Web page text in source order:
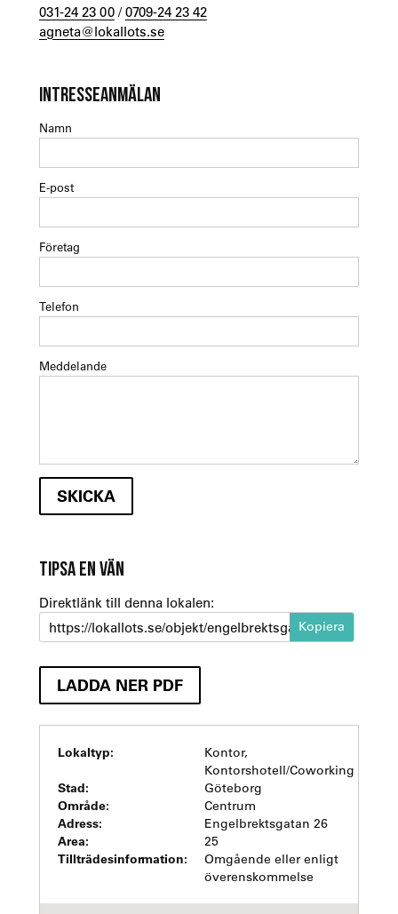
031-24 23 00/0709-24 23 42
agneta@lokallots.se
INTRESSEANMÄLAN
Namn
E-post
Företag
Telefon
Meddelande
TIPSA EN VÄN
Direktlänk till denna lokalen:
https://lokallots.se/objekt/engelbrektsgatan-26-7
LADDA NER PDF
Lokaltyp:
Kontor,
Kontorshotell/Coworking
Stad: Göteborg
Område: Centrum
Adress: Engelbrektsgatan 26
Area: 25
Tillträdesinformation:
Omgående eller enligt
överenskommelse